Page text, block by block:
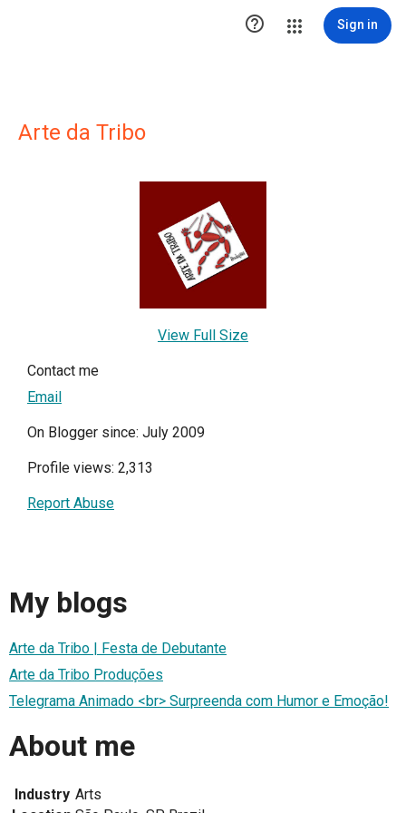
 Sign in
Arte da Tribo
View Full Size
Contact me
Email
On Blogger since: July 2009
Profile views: 2,313
Report Abuse
My blogs
Arte da Tribo | Festa de Debutante
Arte da Tribo Produções
Telegrama Animado <br> Surpreenda com Humor e Emoção!
About me
Industry Arts